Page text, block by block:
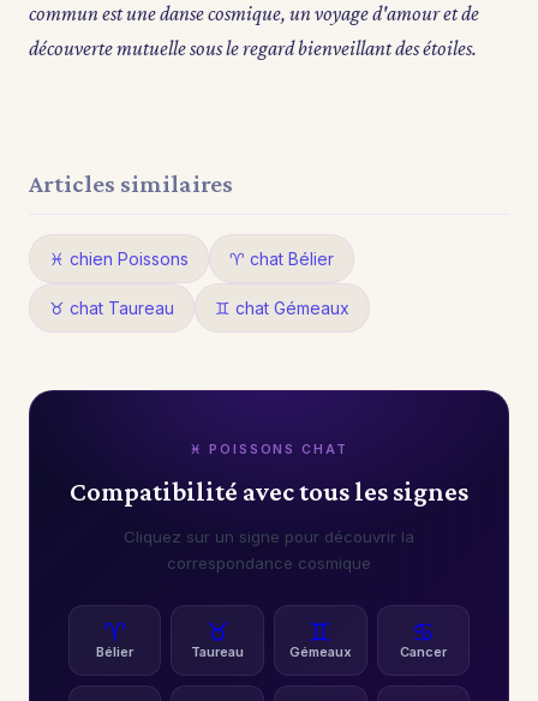
commun est une danse cosmique, un voyage d'amour et de
découverte mutuelle sous le regard bienveillant des étoiles.
Articles similaires
♓ chien Poissons ♈ chat Bélier
♉ chat Taureau ♊ chat Gémeaux
♓ POISSONS CHAT
Compatibilité avec tous les signes
Cliquez sur un signe pour découvrir la
correspondance cosmique
♈
Bélier
♉
Taureau
♊
Gémeaux
♋
Cancer